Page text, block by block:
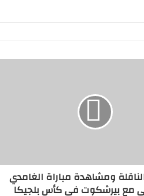
ومشاهدة مباراة الغامدي
مع بيرشكوت في كأس بلجيكا